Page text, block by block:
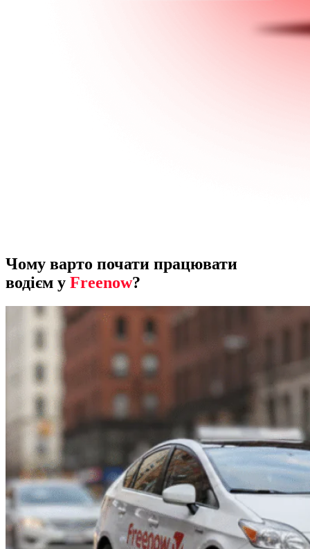
Чому варто почати працювати
водієм у Freenow?